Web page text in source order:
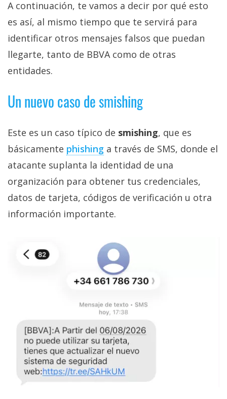
A continuación, te vamos a decir por qué esto
es así, al mismo tiempo que te servirá para
identificar otros mensajes falsos que puedan
llegarte, tanto de BBVA como de otras
entidades.
Un nuevo caso de smishing
Este es un caso típico de smishing, que es
básicamente phishing‎ a través de SMS, donde el
atacante suplanta la identidad de una
organización para obtener tus credenciales,
datos de tarjeta, códigos de verificación u otra
información importante.